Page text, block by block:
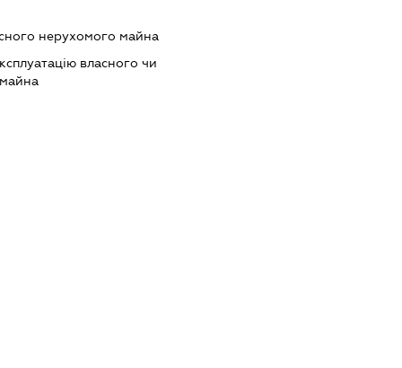
нерухомого майна
власного чи